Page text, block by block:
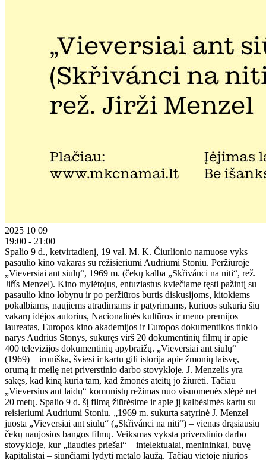
2025 10 09
19:00 - 21:00
Spalio 9 d., ketvirtadienį, 19 val. M. K. Čiurlionio namuose vyks
pasaulio kino vakaras su režisieriumi Audriumi Stoniu. Peržiūroje
„Vieversiai ant siūlų“, 1969 m. (čekų kalba „Skřivánci na niti“, rež.
Jiřís Menzel). Kino mylėtojus, entuziastus kviečiame tęsti pažintį su
pasaulio kino lobynu ir po peržiūros burtis diskusijoms, kitokiems
pokalbiams, naujiems atradimams ir patyrimams, kuriuos sukuria šių
vakarų idėjos autorius, Nacionalinės kultūros ir meno premijos
laureatas, Europos kino akademijos ir Europos dokumentikos tinklo
narys Audrius Stonys, sukūręs virš 20 dokumentinių filmų ir apie
400 televizijos dokumentinių apybraižų. „Vieversiai ant siūlų“
(1969) – ironiška, šviesi ir kartu gili istorija apie žmonių laisvę,
orumą ir meilę net priverstinio darbo stovykloje. J. Menzelis yra
sakęs, kad kiną kuria tam, kad žmonės ateitų jo žiūrėti. Tačiau
„Vieversius ant laidų“ komunistų režimas nuo visuomenės slėpė net
20 metų. Spalio 9 d. šį filmą žiūrėsime ir apie jį kalbėsimės kartu su
reisieriumi Audriumi Stoniu. „1969 m. sukurta satyrinė J. Menzel
juosta „Vieversiai ant siūlų“ („Skřivánci na niti“) – vienas drąsiausių
čekų naujosios bangos filmų. Veiksmas vyksta priverstinio darbo
stovykloje, kur „liaudies priešai“ – intelektualai, menininkai, buvę
kapitalistai – siunčiami lydyti metalo laužą. Tačiau vietoje niūrios